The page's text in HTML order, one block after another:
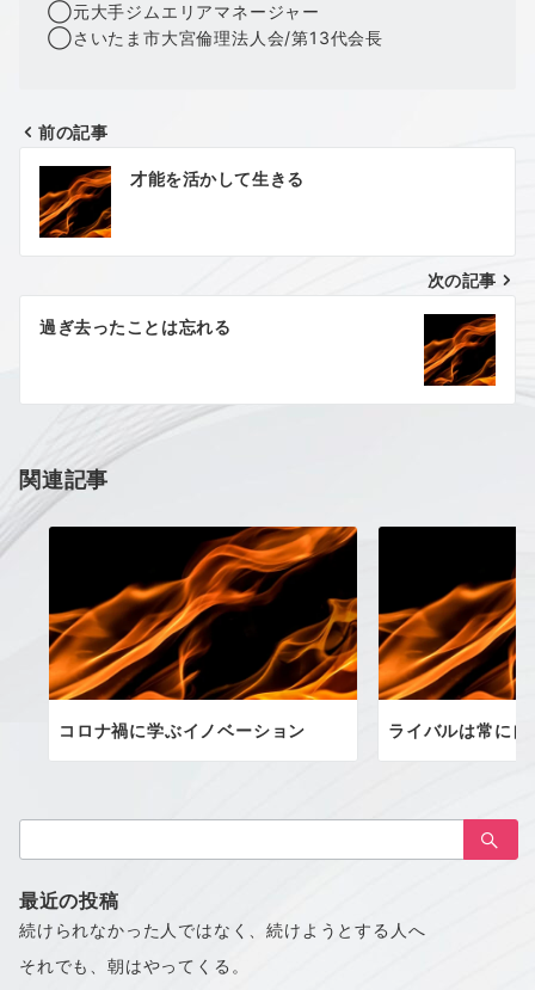
◯元大手ジムエリアマネージャー
◯さいたま市大宮倫理法人会/第13代会長
投
稿
ナ
ゲ
シ
ン
前の記事
才能を活かして生きる
次の記事
過ぎ去ったことは忘れる
関連記事
コロナ禍に学ぶイノベーション ライバルは常に自
索：
最近の投稿
続けられなかった人ではなく、続けようとする人へ
それでも、朝はやってくる。